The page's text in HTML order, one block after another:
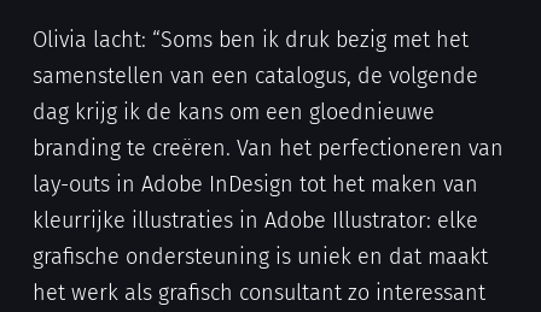
Olivia lacht: “Soms ben ik druk bezig met het
samenstellen van een catalogus, de volgende
dag krijg ik de kans om een gloednieuwe
branding te creëren. Van het perfectioneren van
lay-outs in Adobe InDesign tot het maken van
kleurrijke illustraties in Adobe Illustrator: elke
grafische ondersteuning is uniek en dat maakt
het werk als grafisch consultant zo interessant